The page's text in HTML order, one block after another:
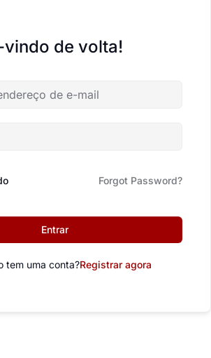
vindo de volta!
Forgot Password?
Entrar
tem uma conta?Registrar agora